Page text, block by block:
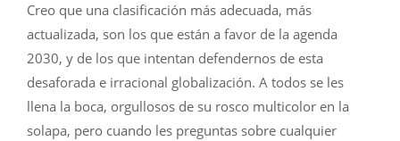
Creo que una clasificación más adecuada, más
actualizada, son los que están a favor de la agenda
2030, y de los que intentan defendernos de esta
desaforada e irracional globalización. A todos se les
llena la boca, orgullosos de su rosco multicolor en la
solapa, pero cuando les preguntas sobre cualquier